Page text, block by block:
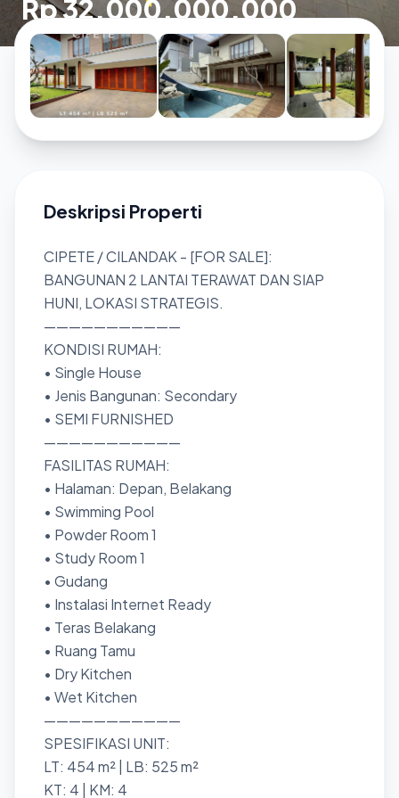
Rp 32.000.000.000
Deskripsi Properti
CIPETE / CILANDAK - [FOR SALE]:
BANGUNAN 2 LANTAI TERAWAT DAN SIAP
HUNI, LOKASI STRATEGIS.
———————————
KONDISI RUMAH:
• Single House
• Jenis Bangunan: Secondary
• SEMI FURNISHED
———————————
FASILITAS RUMAH:
• Halaman: Depan, Belakang
• Swimming Pool
• Powder Room 1
• Study Room 1
• Gudang
• Instalasi Internet Ready
• Teras Belakang
• Ruang Tamu
• Dry Kitchen
• Wet Kitchen
———————————
SPESIFIKASI UNIT:
LT: 454 m² | LB: 525 m²
KT: 4 | KM: 4